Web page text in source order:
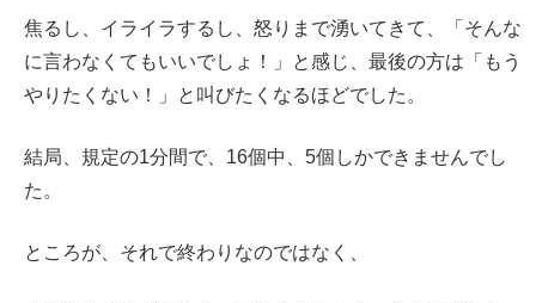
焦るし、イライラするし、怒りまで湧いてきて、「そんな
に言わなくてもいいでしょ！」と感じ、最後の方は「もう
やりたくない！」と叫びたくなるほどでした。
結局、規定の1分間で、16個中、5個しかできませんでし
た。
ところが、それで終わりなのではなく、